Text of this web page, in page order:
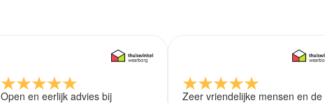
Open en eerlijk advies bij
Zeer vriendelijke mensen en de